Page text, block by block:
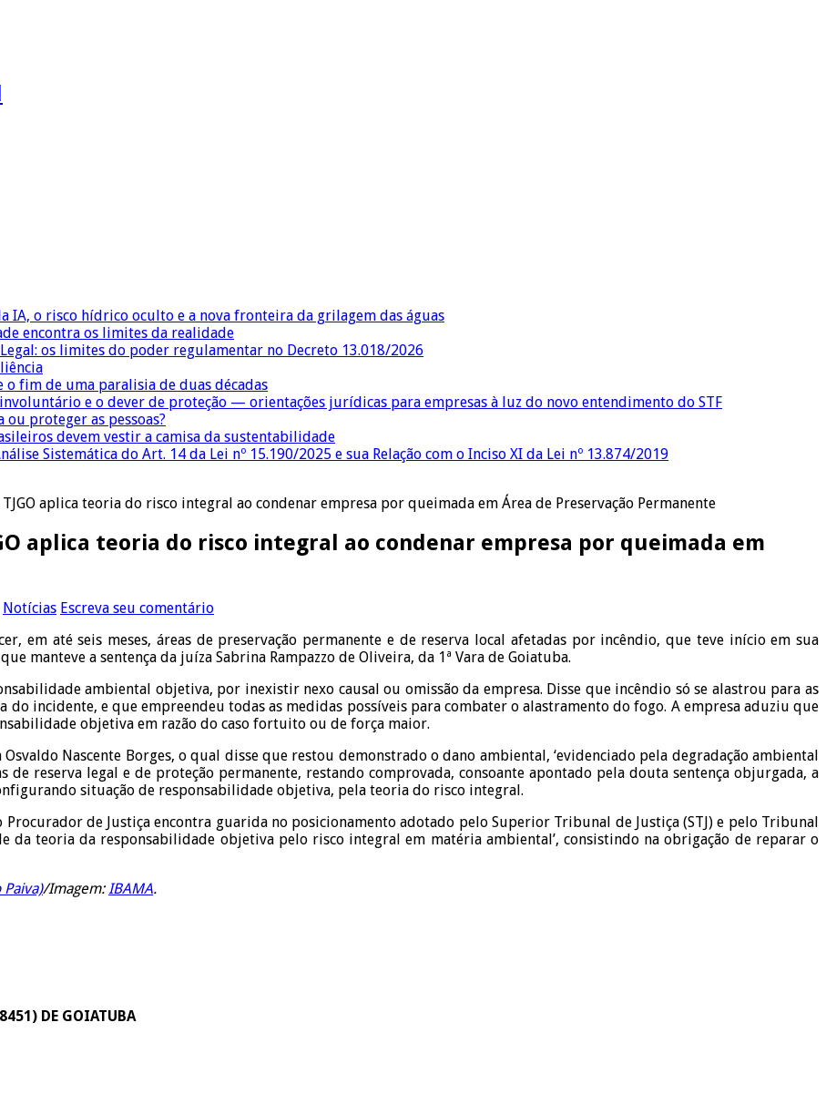
IA, o risco hídrico oculto e a nova fronteira da grilagem das águas
encontra os limites da realidade
os limites do poder regulamentar no Decreto 13.018/2026
o fim de uma paralisia de duas décadas
e o dever de proteção — orientações jurídicas para empresas à luz do novo entendimento do STF
proteger as pessoas?
devem vestir a camisa da sustentabilidade
Sistemática do Art. 14 da Lei nº 15.190/2025 e sua Relação com o Inciso XI da Lei nº 13.874/2019
aplica teoria do risco integral ao condenar empresa por queimada em Área de Preservação Permanente
aplica teoria do risco integral ao condenar empresa por queimada em
Notícias Escreva seu comentário
em até seis meses, áreas de preservação permanente e de reserva local afetadas por incêndio, que teve início em sua
manteve a sentença da juíza Sabrina Rampazzo de Oliveira, da 1ª Vara de Goiatuba.
ambiental objetiva, por inexistir nexo causal ou omissão da empresa. Disse que incêndio só se alastrou para as
incidente, e que empreendeu todas as medidas possíveis para combater o alastramento do fogo. A empresa aduziu que
objetiva em razão do caso fortuito ou de força maior.
Nascente Borges, o qual disse que restou demonstrado o dano ambiental, ‘evidenciado pela degradação ambiental
de reserva legal e de proteção permanente, restando comprovada, consoante apontado pela douta sentença objurgada, a
situação de responsabilidade objetiva, pela teoria do risco integral.
de Justiça encontra guarida no posicionamento adotado pelo Superior Tribunal de Justiça (STJ) e pelo Tribunal
da teoria da responsabilidade objetiva pelo risco integral em matéria ambiental’, consistindo na obrigação de reparar o
Paiva)/Imagem: IBAMA.
DE GOIATUBA